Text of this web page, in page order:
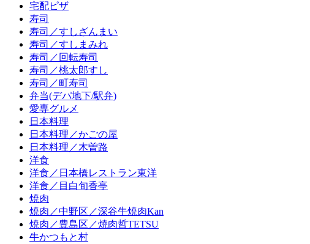
宅配ピザ
寿司
寿司／すしざんまい
寿司／すしまみれ
寿司／回転寿司
寿司／桃太郎すし
寿司／町寿司
弁当(デパ地下/駅弁)
愛専グルメ
日本料理
日本料理／かごの屋
日本料理／木曽路
洋食
洋食／日本橋レストラン東洋
洋食／目白旬香亭
焼肉
焼肉／中野区／深谷牛焼肉Kan
焼肉／豊島区／焼肉哲TETSU
牛かつもと村